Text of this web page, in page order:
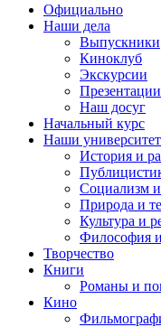
Официально
Наши дела
Выпускники
Киноклуб
Экскурсии
Презентации
Наш досуг
Начальный курс
Наши
История и
Социализм
Природа и
Культура и
Философия
Творчество
Книги
Романы и
Кино